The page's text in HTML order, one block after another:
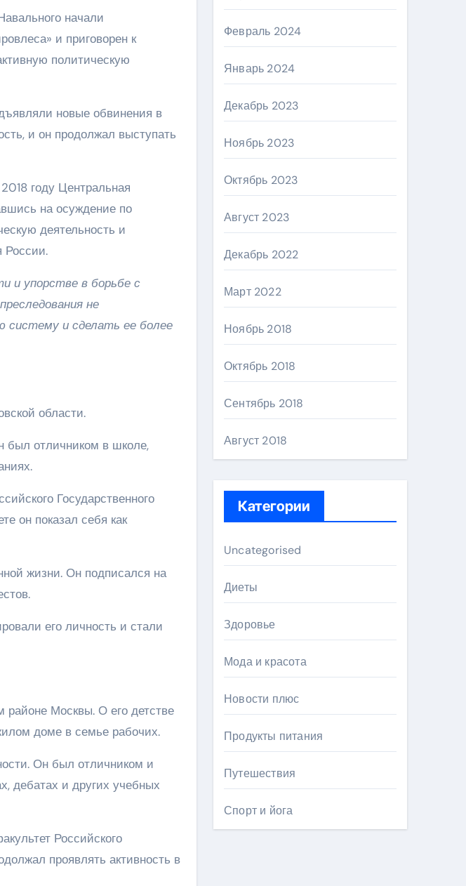
начали
и приговорен к
политическую
новые обвинения в
и он продолжал выступать
году Центральная
на осуждение по
деятельность и
России.
и упорстве в борьбе с
не
систему и сделать ее более
области.
был отличником в школе,
Государственного
он показал себя как
жизни. Он подписался на
его личность и стали
Москвы. О его детстве
доме в семье рабочих.
Он был отличником и
дебатах и других учебных
Российского
проявлять активность в
Февраль 2024
Январь 2024
Декабрь 2023
Ноябрь 2023
Октябрь 2023
Август 2023
Декабрь 2022
Март 2022
Ноябрь 2018
Октябрь 2018
Сентябрь 2018
Август 2018
Категории
Uncategorised
Диеты
Здоровье
Мода и красота
Новости плюс
Продукты питания
Путешествия
Спорт и йога